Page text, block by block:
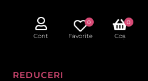
Cont Favorite
0
Coș
0
REDUCERI